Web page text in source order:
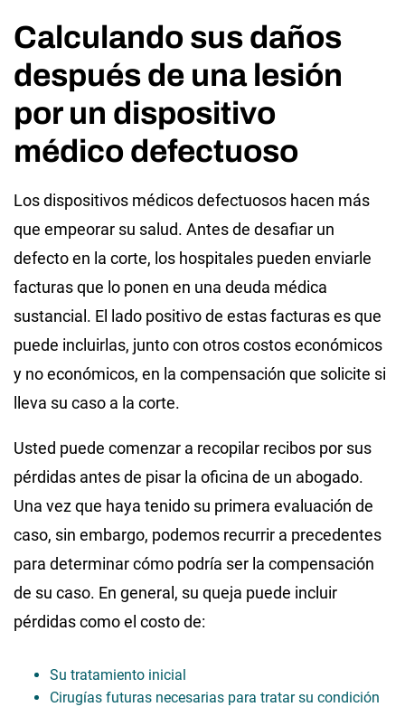
Calculando sus daños
después de una lesión
por un dispositivo
médico defectuoso
Los dispositivos médicos defectuosos hacen más
que empeorar su salud. Antes de desafiar un
defecto en la corte, los hospitales pueden enviarle
facturas que lo ponen en una deuda médica
sustancial. El lado positivo de estas facturas es que
puede incluirlas, junto con otros costos económicos
y no económicos, en la compensación que solicite si
lleva su caso a la corte.
Usted puede comenzar a recopilar recibos por sus
pérdidas antes de pisar la oficina de un abogado.
Una vez que haya tenido su primera evaluación de
caso, sin embargo, podemos recurrir a precedentes
para determinar cómo podría ser la compensación
de su caso. En general, su queja puede incluir
pérdidas como el costo de:
Su tratamiento inicial
Cirugías futuras necesarias para tratar su condición